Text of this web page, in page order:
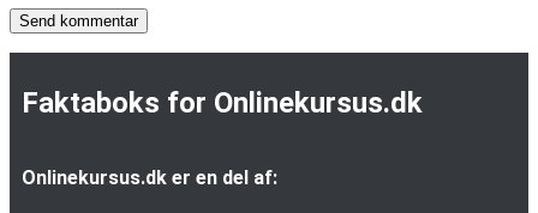
Faktaboks for Onlinekursus.dk
Onlinekursus.dk er en del af: